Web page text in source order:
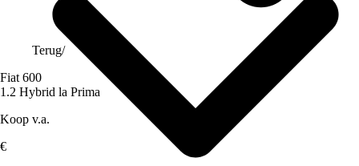
Terug/
Fiat 600
1.2 Hybrid la Prima
Koop v.a.
€